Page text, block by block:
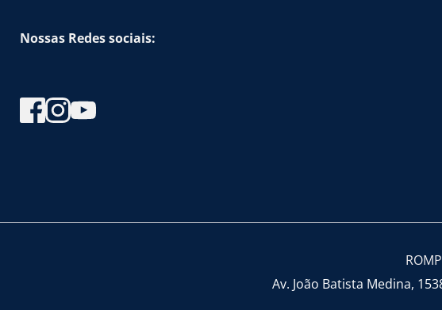
Nossas Redes sociais:
Av. João Batista Medina,